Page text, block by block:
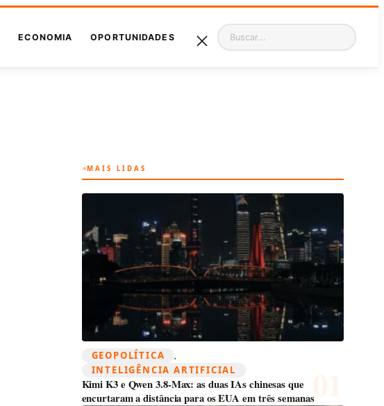
ECONOMIA OPORTUNIDADES Pesquisar
MAIS LIDAS
GEOPOLÍTICA ,
INTELIGÊNCIA ARTIFICIAL
Kimi K3 e Qwen 3.8-Max: as duas IAs chinesas que
encurtaram a distância para os EUA em três semanas